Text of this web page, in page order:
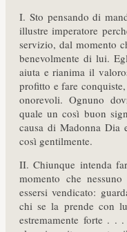
I. Sto pensando di
illustre imperatore
servizio, dal momento
benevolmente di lui.
aiuta e rianima il
profitto e fare
onorevoli. Ognuno
quale un così buon
causa di Madonna Dia
così gentilmente.
II. Chiunque intenda
momento che
essersi vendicato:
chi se la prende con
estremamente forte . .